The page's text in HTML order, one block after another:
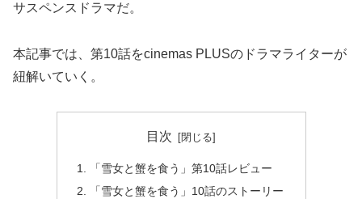
サスペンスドラマだ。
本記事では、第10話をcinemas PLUSのドラマライターが
紐解いていく。
目次
「雪女と蟹を食う」第10話レビュー
「雪女と蟹を食う」10話のストーリー